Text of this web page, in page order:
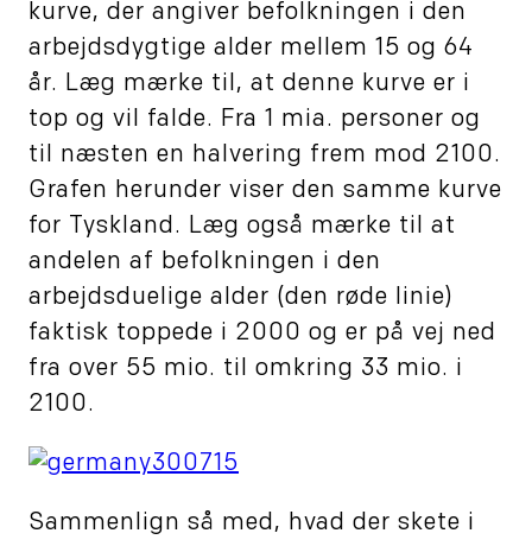
kurve, der angiver befolkningen i den
arbejdsdygtige alder mellem 15 og 64
år. Læg mærke til, at denne kurve er i
top og vil falde. Fra 1 mia. personer og
til næsten en halvering frem mod 2100.
Grafen herunder viser den samme kurve
for Tyskland. Læg også mærke til at
andelen af befolkningen i den
arbejdsduelige alder (den røde linie)
faktisk toppede i 2000 og er på vej ned
fra over 55 mio. til omkring 33 mio. i
2100.
Sammenlign så med, hvad der skete i